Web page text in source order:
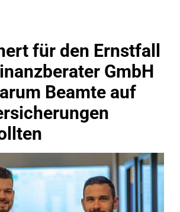
für den Ernstfall
GmbH
Beamte auf